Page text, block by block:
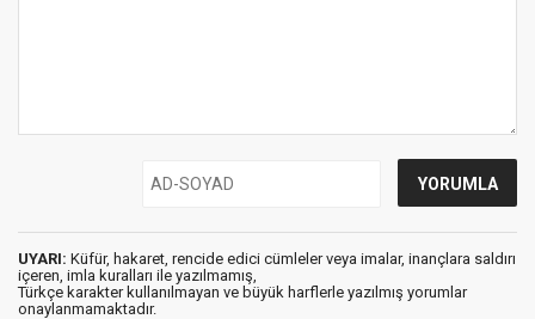
UYARI: Küfür, hakaret, rencide edici cümleler veya imalar, inançlara saldırı
içeren, imla kuralları ile yazılmamış,
Türkçe karakter kullanılmayan ve büyük harflerle yazılmış yorumlar
onaylanmamaktadır.